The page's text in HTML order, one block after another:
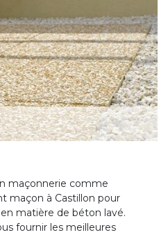
maçonnerie comme
maçon à Castillon pour
matière de béton lavé.
fournir les meilleures